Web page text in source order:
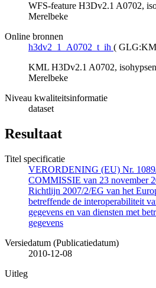
WFS-feature H3Dv2.1 A0702,
Merelbeke
Online bronnen
h3dv2_1_A0702_t_ih (
KML H3Dv2.1 A0702,
Merelbeke
Niveau kwaliteitsinformatie
dataset
Resultaat
Titel specificatie
VERORDENING (EU) Nr.
COMMISSIE van 23 november
Richtlijn 2007/2/EG van het
betreffende de interoperabiliteit
gegevens en van diensten met
gegevens
Versiedatum (Publicatiedatum)
2010-12-08
Uitleg